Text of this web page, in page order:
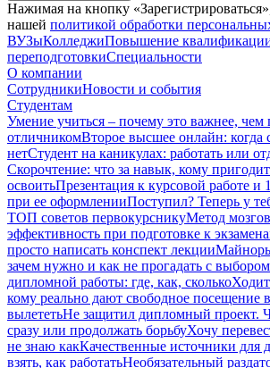
Нажимая на кнопку
нашей политикой обработки
ВУЗыКолледжиПовышение
переподготовкиСпециальности
О компании
СотрудникиНовости и события
Студентам
Умение учиться – почему это важнее, чем
отличникомВторое высшее онлайн: когда
нетСтудент на каникулах: работать или
Скорочтение: что за навык, кому
освоитьПрезентация к курсовой работе и
при ее оформленииПоступил? Теперь у
ТОП советов первокурсникуМетод
эффективность при подготовке к
просто написать конспект лекцииМайноры
зачем нужно и как не прогадать с выбором
дипломной работы: где, как, сколько
кому реально дают свободное посещение
вылететьНе защитил дипломный проект.
сразу или продолжать борьбуХочу
не знаю какКачественные источники для
взять, как работатьНеобязательный